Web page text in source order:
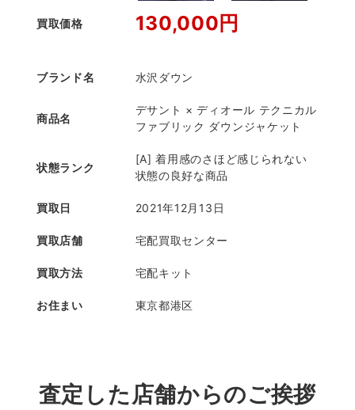
買取価格 130,000円
ブランド名 水沢ダウン
商品名
デサント × ディオール テクニカル
ファブリック ダウンジャケット
状態ランク
[A] 着用感のさほど感じられない
状態の良好な商品
買取日 2021年12月13日
買取店舗 宅配買取センター
買取方法 宅配キット
お住まい 東京都港区
査定した店舗からのご挨拶